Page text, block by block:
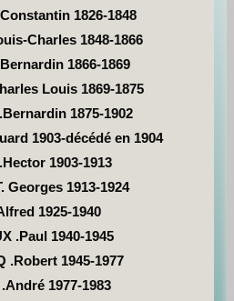
1826-1848
Charles 1848-1866
1866-1869
Louis 1869-1875
1875-1902
1903-décédé en 1904
1903-1913
Georges 1913-1924
1925-1940
.Paul 1940-1945
.Robert 1945-1977
1977-1983